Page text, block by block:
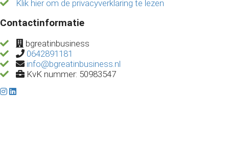
Klik hier om de privacyverklaring te lezen
Contactinformatie
bgreatinbusiness
0642891181
info@bgreatinbusiness.nl
KvK nummer: 50983547